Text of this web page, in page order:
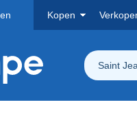
Kopen
Saint